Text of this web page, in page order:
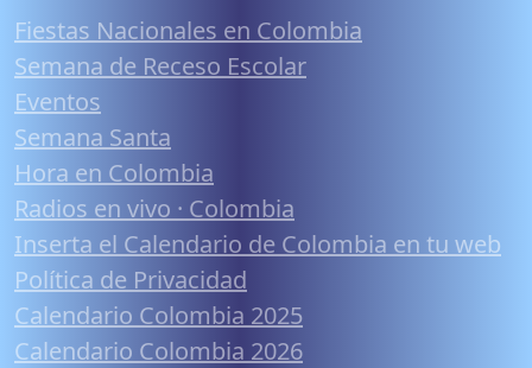
Fiestas Nacionales en Colombia
Semana de Receso Escolar
Eventos
Semana Santa
Hora en Colombia
Radios en vivo · Colombia
Inserta el Calendario de Colombia en tu web
Política de Privacidad
Calendario Colombia 2025
Calendario Colombia 2026